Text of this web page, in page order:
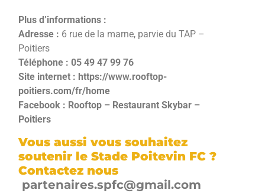
Plus d’informations :
Adresse : 6 rue de la marne, parvie du TAP –
Poitiers
Téléphone : 05 49 47 99 76
Site internet : https://www.rooftop-
poitiers.com/fr/home
Facebook : Rooftop – Restaurant Skybar –
Poitiers
Vous aussi vous souhaitez
soutenir le Stade Poitevin FC ?
Contactez nous
partenaires.spfc@gmail.com